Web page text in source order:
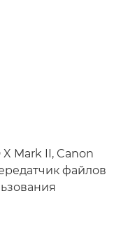
Mark II, Canon
файлов